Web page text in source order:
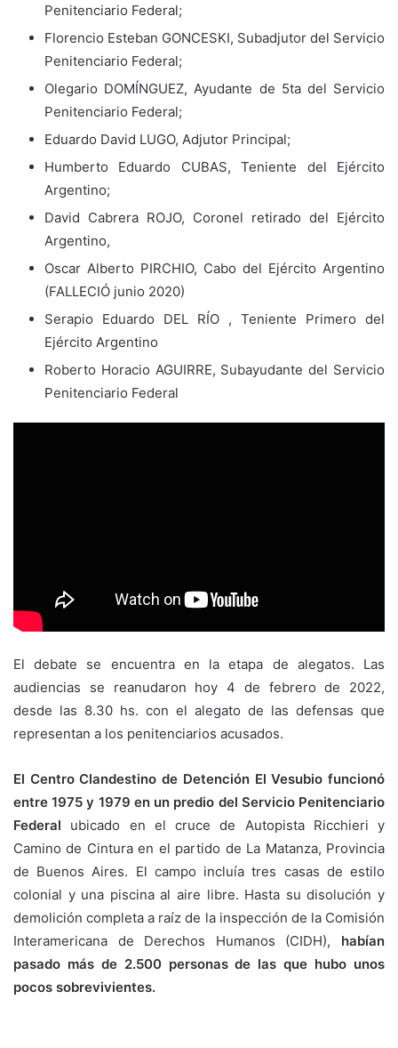
Penitenciario Federal;
Florencio Esteban GONCESKI, Subadjutor del Servicio
Penitenciario Federal;
Olegario DOMÍNGUEZ, Ayudante de 5ta del Servicio
Penitenciario Federal;
Eduardo David LUGO, Adjutor Principal;
Humberto Eduardo CUBAS, Teniente del Ejército
Argentino;
David Cabrera ROJO, Coronel retirado del Ejército
Argentino,
Oscar Alberto PIRCHIO, Cabo del Ejército Argentino
(FALLECIÓ junio 2020)
Serapio Eduardo DEL RÍO , Teniente Primero del
Ejército Argentino
Roberto Horacio AGUIRRE, Subayudante del Servicio
Penitenciario Federal
El debate se encuentra en la etapa de alegatos. Las
audiencias se reanudaron hoy 4 de febrero de 2022,
desde las 8.30 hs. con el alegato de las defensas que
representan a los penitenciarios acusados.
El Centro Clandestino de Detención El Vesubio funcionó
entre 1975 y 1979 en un predio del Servicio Penitenciario
Federal ubicado en el cruce de Autopista Ricchieri y
Camino de Cintura en el partido de La Matanza, Provincia
de Buenos Aires. El campo incluía tres casas de estilo
colonial y una piscina al aire libre. Hasta su disolución y
demolición completa a raíz de la inspección de la Comisión
Interamericana de Derechos Humanos (CIDH), habían
pasado más de 2.500 personas de las que hubo unos
pocos sobrevivientes.